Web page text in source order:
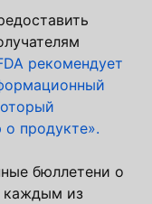
рекомендует
продукте».
бюллетени о
каждым из